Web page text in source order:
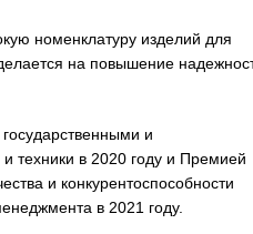
номенклатуру изделий для
на повышение
и
техники в 2020 году и Премией
и конкурентоспособности
в 2021 году.